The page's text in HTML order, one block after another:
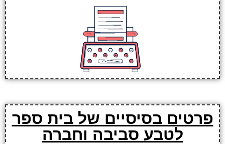
פרטים בסיסיים של בית ספר
לטבע סביבה וחברה